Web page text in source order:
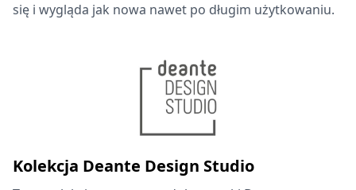
się i wygląda jak nowa nawet po długim użytkowaniu.
Kolekcja Deante Design Studio